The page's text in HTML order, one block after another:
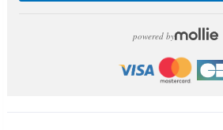
powered by